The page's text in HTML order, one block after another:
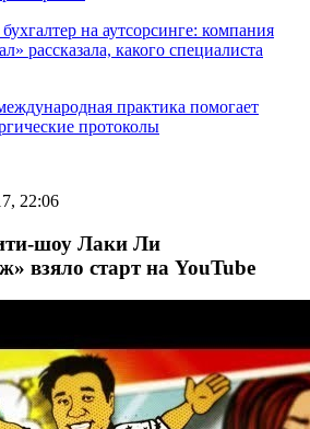
на аутсорсинге: компания
рассказала, какого специалиста
практика помогает
протоколы
22:06
шоу Лаки Ли
взяло старт на YouTube